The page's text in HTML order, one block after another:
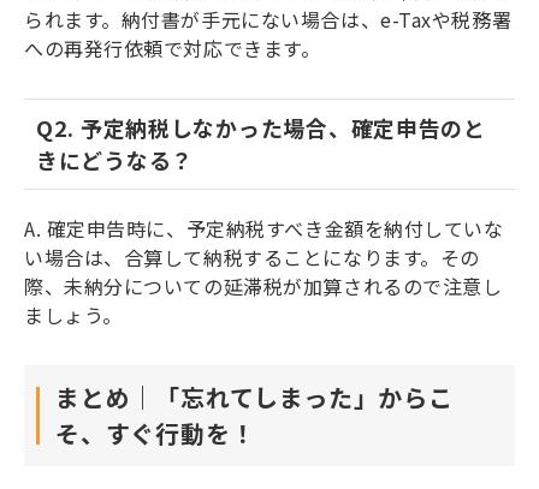
られます。納付書が手元にない場合は、e-Taxや税務署
への再発行依頼で対応できます。
Q2. 予定納税しなかった場合、確定申告のと
きにどうなる？
A. 確定申告時に、予定納税すべき金額を納付していな
い場合は、合算して納税することになります。その
際、未納分についての延滞税が加算されるので注意し
ましょう。
まとめ｜「忘れてしまった」からこ
そ、すぐ行動を！